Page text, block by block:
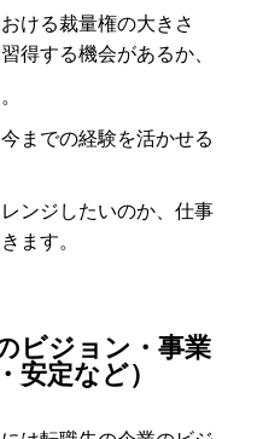
ける裁量権の大きさ
得する機会があるか、
までの経験を活かせる
ンジしたいのか、仕事
ます。
ビジョン・事業
安定など）